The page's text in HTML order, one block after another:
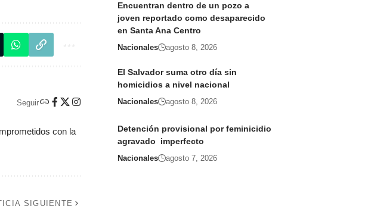
Seguir
con la
SIGUIENTE
Encuentran dentro de un pozo a
joven reportado como desaparecido
en Santa Ana Centro
Nacionales agosto 8, 2026
El Salvador suma otro día sin
homicidios a nivel nacional
Nacionales agosto 8, 2026
Detención provisional por feminicidio
agravado imperfecto
Nacionales agosto 7, 2026